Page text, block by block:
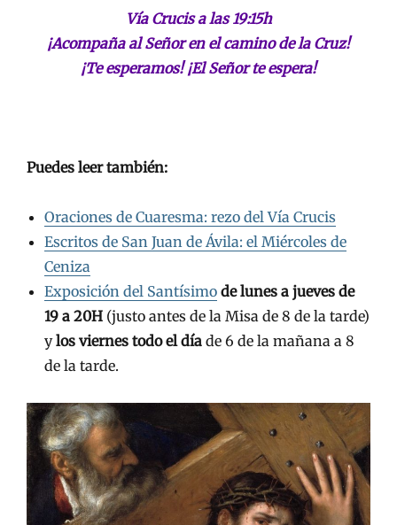
Vía Crucis a las 19:15h
¡Acompaña al Señor en el camino de la Cruz!
¡Te esperamos! ¡El Señor te espera!
Puedes leer también:
Oraciones de Cuaresma: rezo del Vía Crucis
Escritos de San Juan de Ávila: el Miércoles de
Ceniza
Exposición del Santísimo de lunes a jueves de
19 a 20H (justo antes de la Misa de 8 de la tarde)
ylos viernes todo el día de 6 de la mañana a 8
de la tarde.